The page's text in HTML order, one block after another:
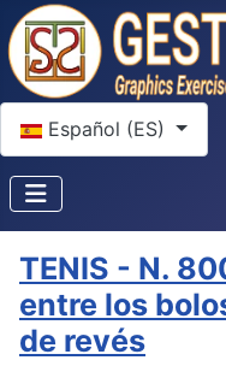
Seleccione su idioma
Español (ES)
TENIS - N.
entre los
de revés